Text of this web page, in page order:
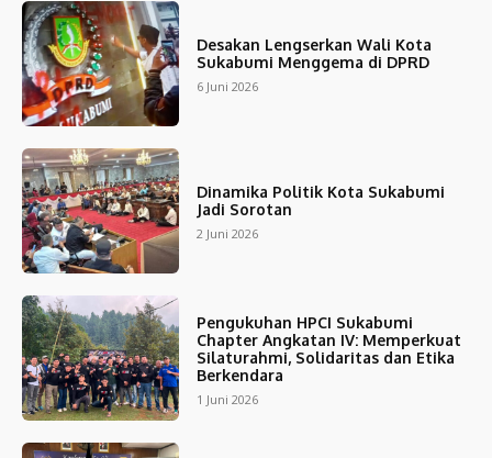
Desakan Lengserkan Wali Kota
Sukabumi Menggema di DPRD
6 Juni 2026
Dinamika Politik Kota Sukabumi
Jadi Sorotan
2 Juni 2026
Pengukuhan HPCI Sukabumi
Chapter Angkatan IV: Memperkuat
Silaturahmi, Solidaritas dan Etika
Berkendara
1 Juni 2026